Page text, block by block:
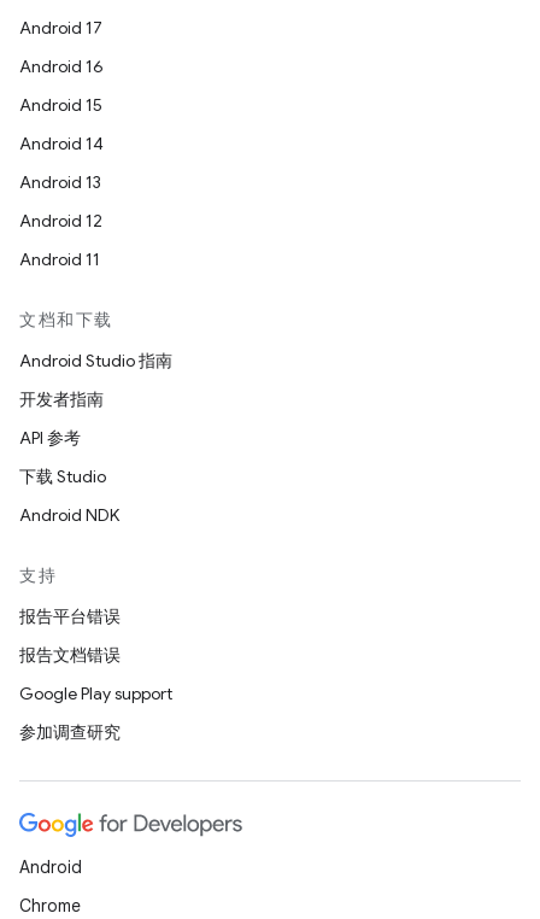
Android 17
Android 16
Android 15
Android 14
Android 13
Android 12
Android 11
文档和下载
Android Studio 指南
开发者指南
API 参考
下载 Studio
Android NDK
支持
报告平台错误
报告文档错误
Google Play support
参加调查研究
Android
Chrome